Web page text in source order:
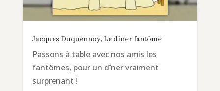
Jacques Duquennoy, Le dîner fantôme
Passons à table avec nos amis les
fantômes, pour un dîner vraiment
surprenant !